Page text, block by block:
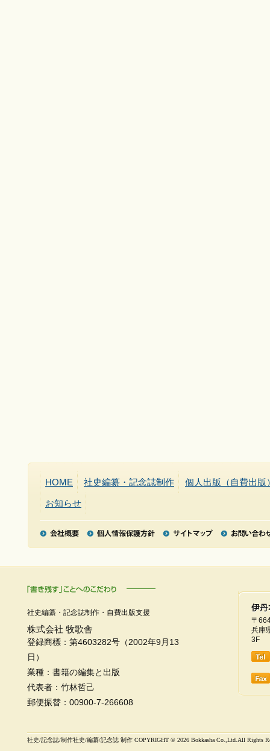
HOME 社史編纂・記念誌制作 個人出版（自費出版
お知らせ
社史編纂・記念誌制作・自費出版支援
株式会社 牧歌舎
登録商標：第4603282号（2002年9月13
日）
業種：書籍の編集と出版
代表者：竹林哲己
郵便振替：00900-7-266608
〒
兵庫
3F
社史/記念誌/制作社史/編纂/記念誌 制作 COPYRIGHT © 2026 Bokkasha Co.,Ltd.All Rights